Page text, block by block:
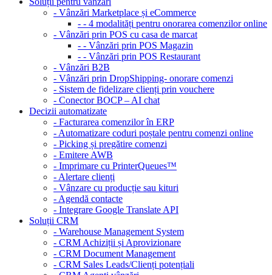
- Vânzări Marketplace și eCommerce
- - 4 modalități pentru onorarea comenzilor online
- Vânzări prin POS cu casa de marcat
- - Vânzări prin POS Magazin
- - Vânzări prin POS Restaurant
- Vânzări B2B
- Vânzări prin DropShipping- onorare comenzi
- Sistem de fidelizare clienți prin vouchere
- Conector BOCP – AI chat
Decizii automatizate
- Facturarea comenzilor în ERP
- Automatizare coduri poștale pentru comenzi online
- Picking și pregătire comenzi
- Emitere AWB
- Imprimare cu PrinterQueues™
- Alertare clienți
- Vânzare cu producție sau kituri
- Agendă contacte
- Integrare Google Translate API
Soluții CRM
- Warehouse Management System
- CRM Achiziții și Aprovizionare
- CRM Document Management
- CRM Sales Leads/Clienți potențiali